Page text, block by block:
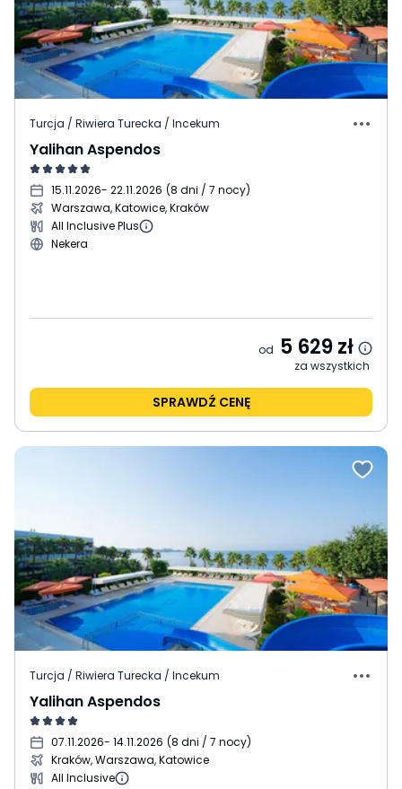
Turcja / Riwiera Turecka / Incekum
Yalihan Aspendos
15.11.2026- 22.11.2026 (8 dni / 7 nocy)
Warszawa, Katowice, Kraków
All Inclusive Plus
Nekera
od 5 629zł
za wszystkich
SPRAWDŹ CENĘ
Turcja / Riwiera Turecka / Incekum
Yalihan Aspendos
07.11.2026- 14.11.2026 (8 dni / 7 nocy)
Kraków, Warszawa, Katowice
All Inclusive